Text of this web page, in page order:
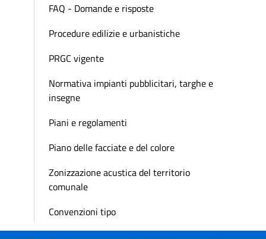
FAQ - Domande e risposte
Procedure edilizie e urbanistiche
PRGC vigente
Normativa impianti pubblicitari, targhe e
insegne
Piani e regolamenti
Piano delle facciate e del colore
Zonizzazione acustica del territorio
comunale
Convenzioni tipo